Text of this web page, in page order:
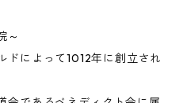
～
ドによって1012年に創立され